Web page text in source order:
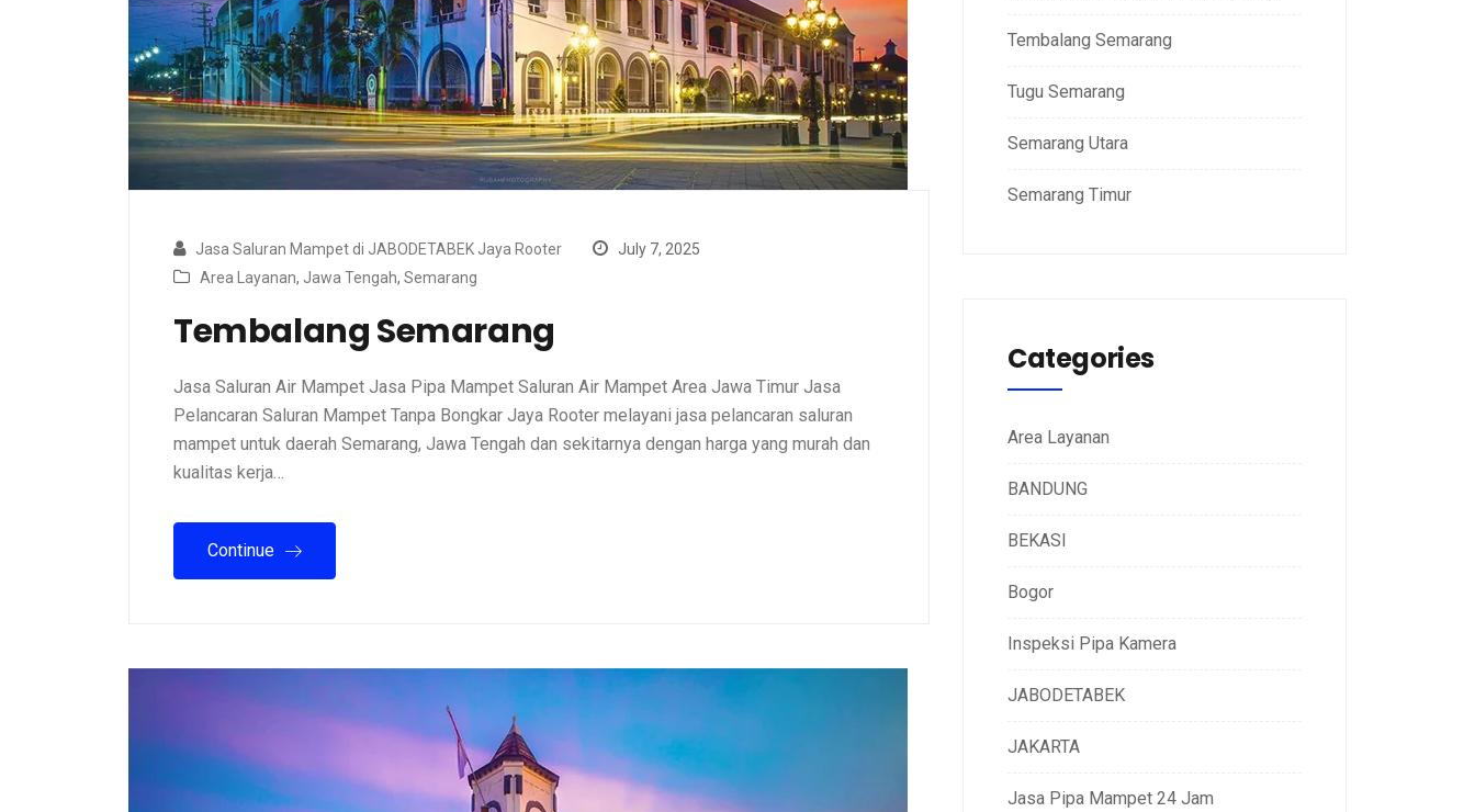
Jasa Saluran Mampet di JABODETABEK Jaya Rooter
July 7, 2025
Area Layanan, Jawa Tengah, Semarang
Tembalang Semarang
Jasa Saluran Air Mampet Jasa Pipa Mampet Saluran Air Mampet Area Jawa Timur Jasa
Pelancaran Saluran Mampet Tanpa Bongkar Jaya Rooter melayani jasa pelancaran saluran
mampet untuk daerah Semarang, Jawa Tengah dan sekitarnya dengan harga yang murah dan
kualitas kerja…
Continue
Tembalang Semarang
Tugu Semarang
Semarang Utara
Semarang Timur
Categories
Area Layanan
BANDUNG
BEKASI
Bogor
Inspeksi Pipa Kamera
JABODETABEK
JAKARTA
Jasa Pipa Mampet 24 Jam